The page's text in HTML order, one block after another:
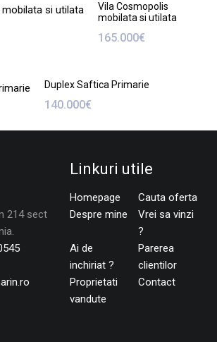
Vila Cosmopolis
mobilata si utilata
165.000€
Duplex Saftica Primarie
140.000€
214 sect
Linkuri utile
Homepage
Cauta oferta
Despre mine
Vrei sa vinzi
?
Ai de
inchiriat ?
Parerea
clientilor
Proprietati
vandute
Contact